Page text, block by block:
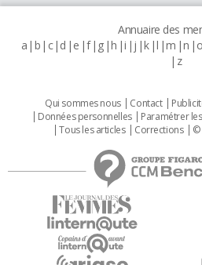
Annuaire des
a b c d e f g h i j k l m n o
z
Qui sommes nous Contact
Données personnelles
Paramétrer
Tous les articles
Corrections ©